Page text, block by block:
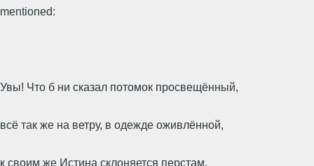
mentioned:
Увы! Что б ни сказал потомок просвещённый,
всё так же на ветру, в одежде оживлённой,
к своим же Истина склоняется перстам,